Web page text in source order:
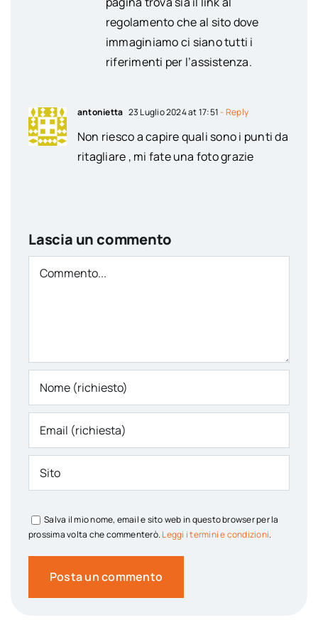
regolamento che al sito dove
immaginiamo ci siano tutti i
riferimenti per l’assistenza.
antonietta 23 Luglio 2024 at 17:51- Reply
Non riesco a capire quali sono i punti da
ritagliare , mi fate una foto grazie
Lascia un commento
Comment
Salva il mio nome, email e sito web in questo browser per la
prossima volta che commenterò. Leggi i termini e condizioni.